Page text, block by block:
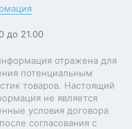
до 21.00
отражена для
потенциальным
товаров. Настоящий
не является
условия договора
согласования с